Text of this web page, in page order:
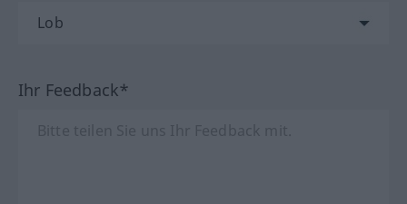
Ihr Feedback*